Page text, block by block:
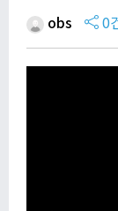
obs 0